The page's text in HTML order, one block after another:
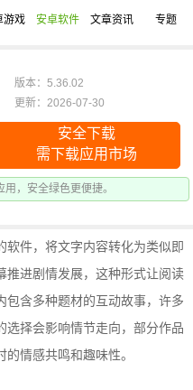
游戏 安卓软件 文章资讯 专题
安全下载
需下载应用市场
，安全绿色更便捷。
版本：5.36.02
更新：2026-07-30
软件，将文字内容转化为类似即
推进剧情发展，这种形式让阅读
包含多种题材的互动故事，许多
选择会影响情节走向，部分作品
情感共鸣和趣味性。